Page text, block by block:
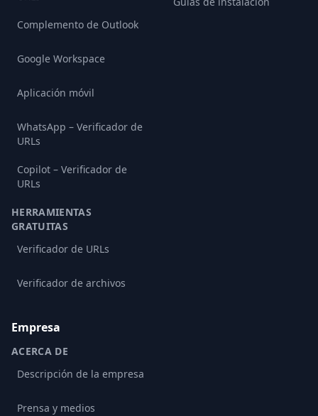
Complemento de Outlook
Google Workspace
Aplicación móvil
WhatsApp – Verificador de
URLs
Copilot – Verificador de
URLs
HERRAMIENTAS
GRATUITAS
Verificador de URLs
Verificador de archivos
Empresa
ACERCA DE
Descripción de la empresa
Prensa y medios